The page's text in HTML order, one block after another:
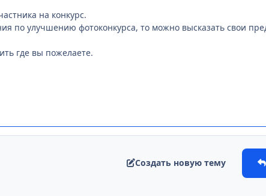
на конкурс.
по улучшению фотоконкурса, то можно высказать свои
где вы пожелаете.
Создать новую тему